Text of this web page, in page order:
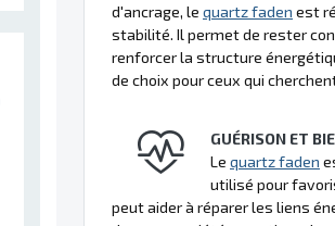
d'ancrage, le quartz faden est
stabilité. Il permet de rester
renforcer la structure
de choix pour ceux qui
GUÉRISON ET
Le quartz faden
utilisé pour
peut aider à réparer les liens